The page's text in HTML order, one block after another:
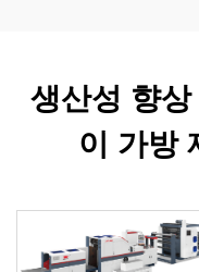
생산성 향
이 가방